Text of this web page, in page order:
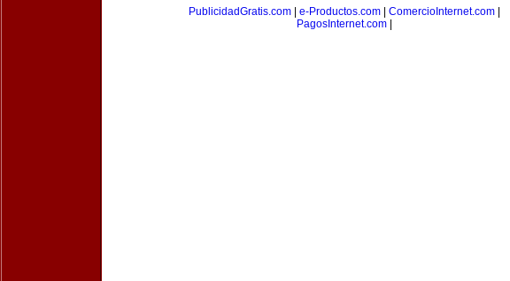
PublicidadGratis.com
e-Productos.com ComercioInternet.com
PagosInternet.com